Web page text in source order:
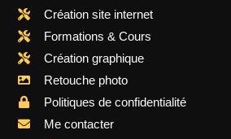
Création site internet
Formations & Cours
Création graphique
Retouche photo
Politiques de confidentialité
Me contacter